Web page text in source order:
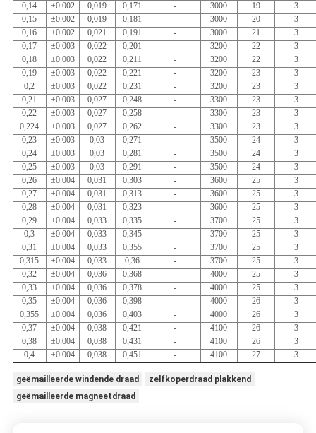
0,14
±0.002 0,019 0,171 - 3000 19
3
0,15
±0.002 0,019 0,181 - 3000 20
3
0,16
±0.002 0,021 0,191 - 3000 21
3
0,17
±0.003 0,022 0,201 - 3200 22
3
0,18
±0.003 0,022 0,211 - 3200 22
3
0,19
±0.003 0,022 0,221 - 3200 23
3
0,2
±0.003 0,022 0,231 - 3200 23
3
0,21
±0.003 0,027 0,248 - 3300 23
3
0,22
±0.003 0,027 0,258 - 3300 23
3
0,224
±0.003 0,027 0,262 - 3300 23
3
0,23
±0.003 0,03 0,271 - 3500 24
3
0,24
±0.003 0,03 0,281 - 3500 24
3
0,25
±0.003 0,03 0,291 - 3500 24
3
0,26
±0.004 0,031 0,303 - 3600 25
3
0,27
±0.004 0,031 0,313 - 3600 25
3
0,28
±0.004 0,031 0,323 - 3600 25
3
0,29
±0.004 0,033 0,335 - 3700 25
3
0,3
±0.004 0,033 0,345 - 3700 25
3
0,31
±0.004 0,033 0,355 - 3700 25
3
0,315
±0.004 0,033 0,36 - 3700 25
3
0,32
±0.004 0,036 0,368 - 4000 25
3
0,33
±0.004 0,036 0,378 - 4000 25
3
0,35
±0.004 0,036 0,398 - 4000 26
3
0,355
±0.004 0,036 0,403 - 4000 26
3
0,37
±0.004 0,038 0,421 - 4100 26
3
0,38
±0.004 0,038 0,431 - 4100 26
3
0,4
±0.004 0,038 0,451 - 4100 27 3
geëmailleerde windende draad
zelfkoperdraad plakkend
geëmailleerde magneetdraad